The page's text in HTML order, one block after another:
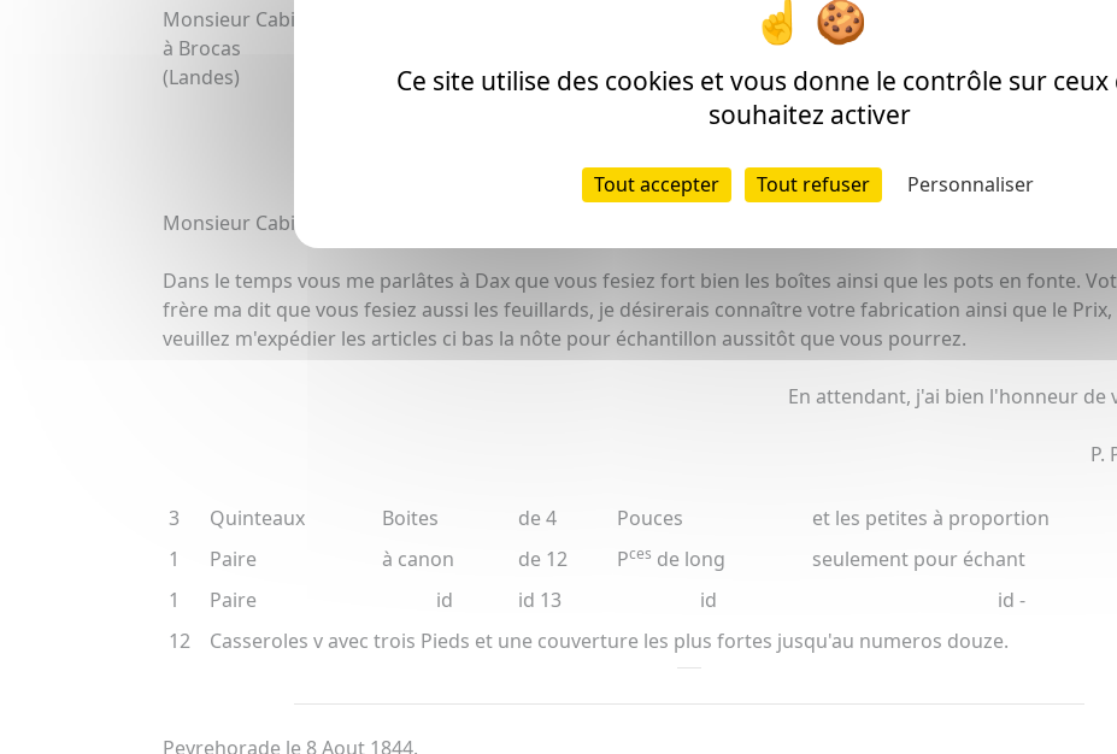
Monsieur Cabin Gérand
à Brocas
(Landes)
Monsieur Cabin Gérand à Brocas.
Dans le temps vous me parlâtes à Dax que vous fesiez fort bien les boîtes ainsi que les pots en fonte.
frère ma dit que vous fesiez aussi les feuillards, je désirerais connaître votre fabrication ainsi que le
veuillez m'expédier les articles ci bas la nôte pour échantillon aussitôt que vous pourrez.
En attendant, j'ai bien l'honneur de
P.
3 Quinteaux Boites de 4 Pouces
et les petites à proportion
1
Paire à canon de 12 Pces de long
seulement pour échant
1
Paire id id 13 id
id -
12
Casseroles v avec trois Pieds et une couverture les plus fortes jusqu'au numeros douze.
Peyrehorade le 8 Aout 1844.
Ce site utilise des cookies et vous donne le contrôle sur ceux
souhaitez activer
Tout accepter Tout refuser Personnaliser